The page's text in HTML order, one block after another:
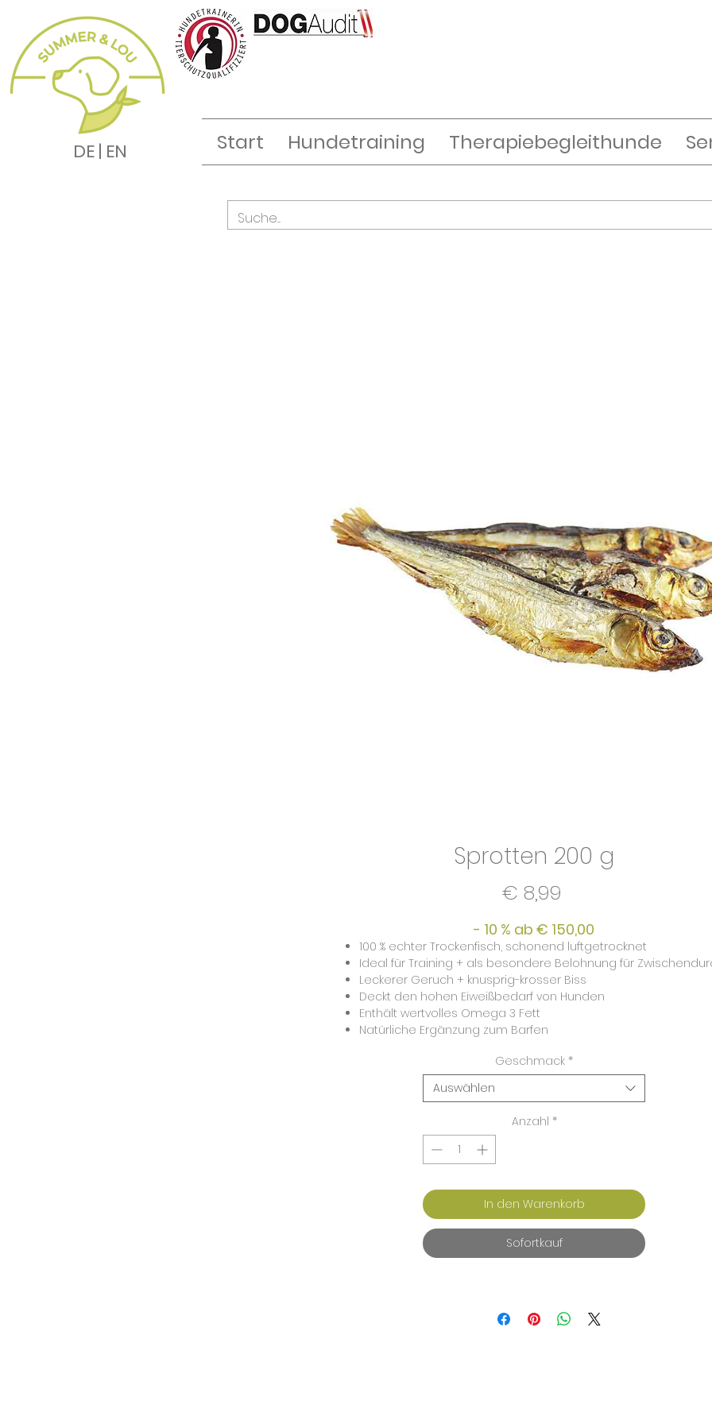
DE | EN Start Hundetraining Therapiebegleithunde
Sprotten 200 g
€ 8,99
- 10 % ab € 150,00
100 % echter Trockenfisch, schonend luftgetrocknet
Ideal für Training + als besondere Belohnung für
Leckerer Geruch + knusprig-krosser Biss
Deckt den hohen Eiweißbedarf von Hunden
Enthält wertvolles Omega 3 Fett
Natürliche Ergänzung zum Barfen
Geschmack *
Auswählen
Anzahl *
In den Warenkorb
Sofortkauf